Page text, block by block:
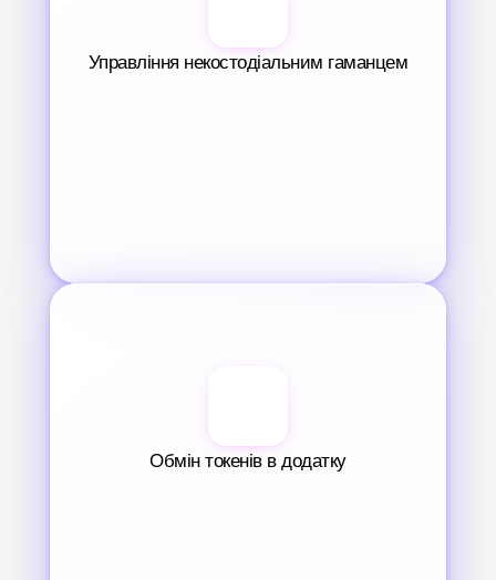
Управління некостодіальним гаманцем
Обмін токенів в додатку